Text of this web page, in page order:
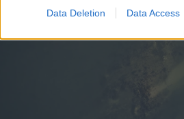
Data Deletion Data Access